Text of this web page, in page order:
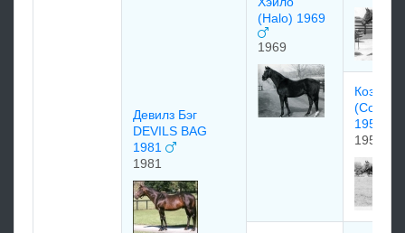
Девилз Бэг
DEVILS BAG
1981
1981
(Halo) 1969
1969
Кoзмa
1953
1953